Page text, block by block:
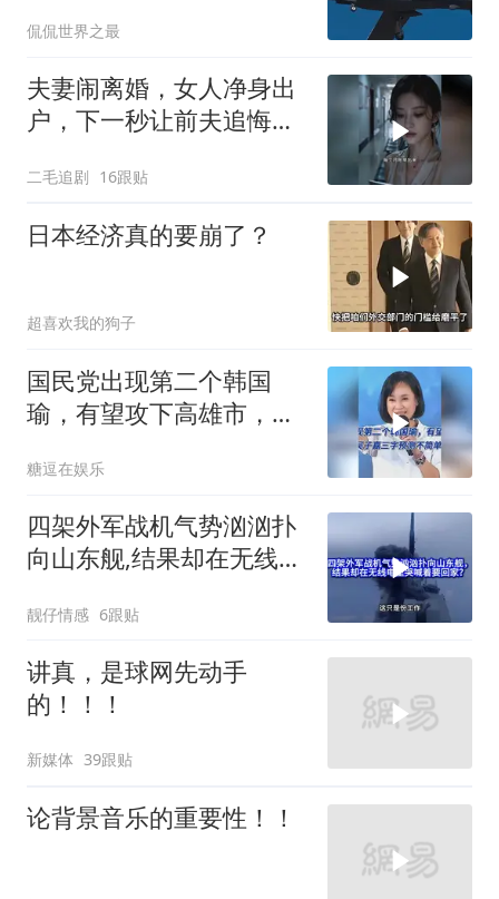
拖进泥潭
侃侃世界之最
夫妻闹离婚，女人净身出
户，下一秒让前夫追悔莫
二毛追剧 16跟贴
日本经济真的要崩了？
超喜欢我的狗子
国民党出现第二个韩国
瑜，有望攻下高雄市，吴
糖逗在娱乐
四架外军战机气势汹汹扑
向山东舰,结果却在无线电
靓仔情感 6跟贴
讲真，是球网先动手
的！！！
新媒体 39跟贴
论背景音乐的重要性！！